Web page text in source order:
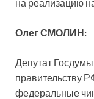
на реализацию
Олег СМОЛИН:
Депутат
правительству
федеральные